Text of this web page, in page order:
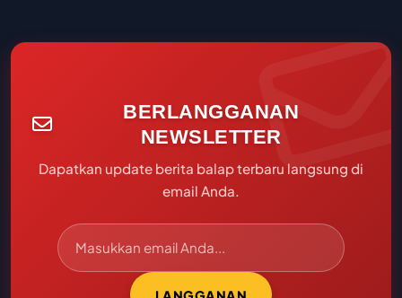
BERLANGGANAN
NEWSLETTER
Dapatkan update berita balap terbaru langsung di
email Anda.